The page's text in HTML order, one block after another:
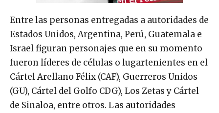
Entre las personas entregadas a autoridades de
Estados Unidos, Argentina, Perú, Guatemala e
Israel figuran personajes que en su momento
fueron líderes de células o lugartenientes en el
Cártel Arellano Félix (CAF), Guerreros Unidos
(GU), Cártel del Golfo CDG), Los Zetas y Cártel
de Sinaloa, entre otros. Las autoridades